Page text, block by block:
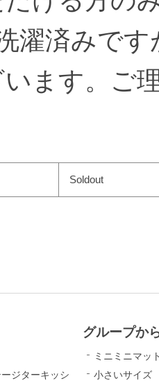
濯済みで
ます。ご
Soldout
ジターキッシ
グループか
ミニミニマッ
小さいサイズ